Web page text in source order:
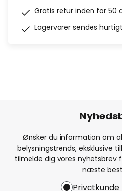
Gratis retur inden for 50
Lagervarer sendes hurtigt
Ønsker du information om
belysningstrends, eksklusive
tilmelde dig vores nyhetsbrev
næste
Privatkunde